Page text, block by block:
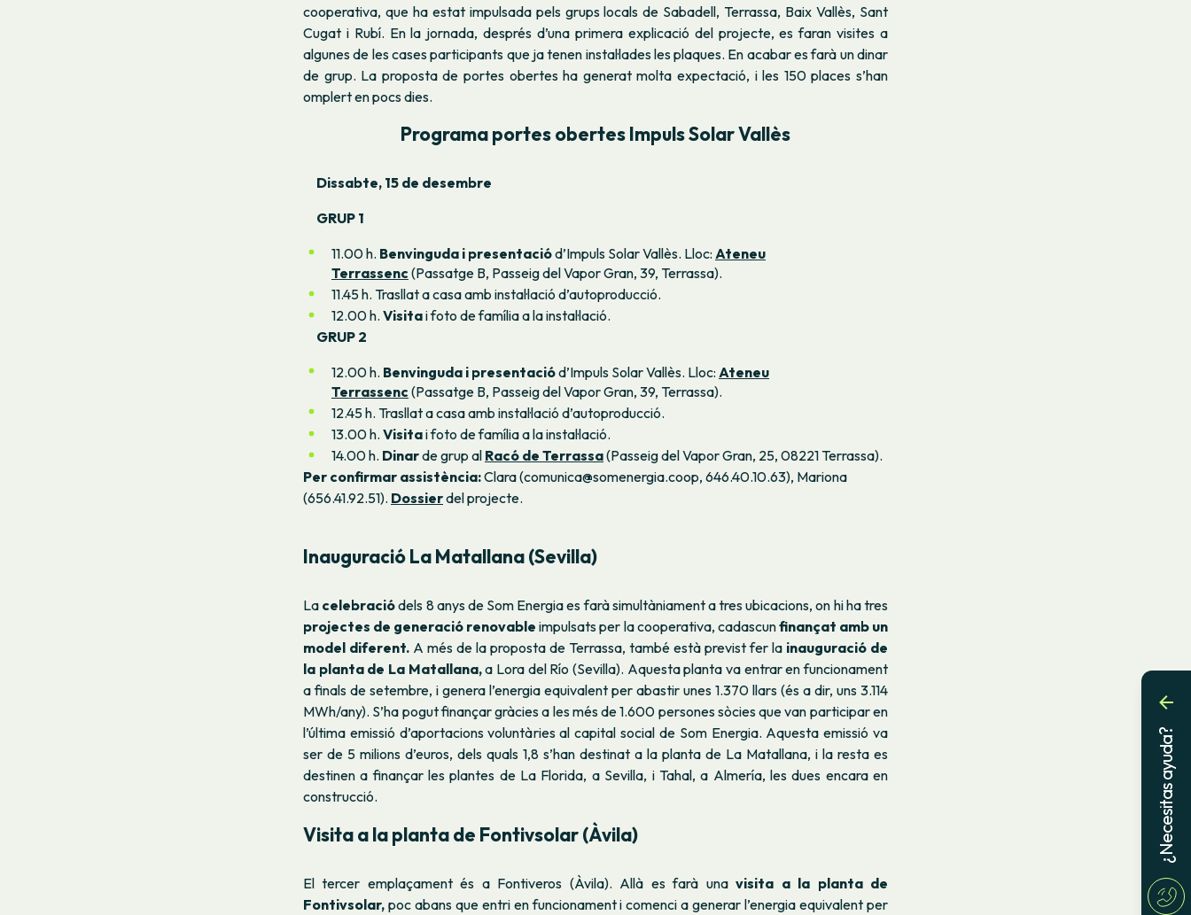
cooperativa, que ha estat impulsada pels grups locals de Sabadell, Terrassa, Baix Vallès, Sant
Cugat i Rubí. En la jornada, després d’una primera explicació del projecte, es faran visites a
algunes de les cases participants que ja tenen instal·lades les plaques. En acabar es farà un dinar
de grup. La proposta de portes obertes ha generat molta expectació, i les 150 places s’han
omplert en pocs dies.
Programa portes obertes Impuls Solar Vallès
Dissabte, 15 de desembre
GRUP 1
11.00 h. Benvinguda i presentaciód’Impuls Solar Vallès. Lloc: Ateneu
Terrassenc(Passatge B, Passeig del Vapor Gran, 39, Terrassa).
11.45 h. Trasllat a casa amb instal·lació d’autoproducció.
12.00 h. Visitai foto de família a la instal·lació.
GRUP 2
12.00 h. Benvinguda i presentaciód’Impuls Solar Vallès. Lloc: Ateneu
Terrassenc(Passatge B, Passeig del Vapor Gran, 39, Terrassa).
12.45 h. Trasllat a casa amb instal·lació d’autoproducció.
13.00 h. Visitai foto de família a la instal·lació.
14.00 h. Dinarde grup al Racó de Terrassa(Passeig del Vapor Gran, 25, 08221 Terrassa).
Per confirmar assistència:Clara (comunica@somenergia.coop, 646.40.10.63), Mariona
(656.41.92.51). Dossierdel projecte.
Inauguració La Matallana (Sevilla)
La celebraciódels 8 anys de Som Energia es farà simultàniament a tres ubicacions, on hi ha tres
projectes de generació renovable impulsats per la cooperativa, cadascunfinançat amb un
model diferent. A més de la proposta de Terrassa, també està previst fer la inauguració de
la planta de La Matallana,a Lora del Río (Sevilla). Aquesta planta va entrar en funcionament
a finals de setembre, i genera l’energia equivalent per abastir unes 1.370 llars (és a dir, uns 3.114
MWh/any). S’ha pogut finançar gràcies a les més de 1.600 persones sòcies que van participar en
l’última emissió d’aportacions voluntàries al capital social de Som Energia. Aquesta emissió va
ser de 5 milions d’euros, dels quals 1,8 s’han destinat a la planta de La Matallana, i la resta es
destinen a finançar les plantes de La Florida, a Sevilla, i Tahal, a Almería, les dues encara en
construcció.
Visita a la planta de Fontivsolar (Àvila)
El tercer emplaçament és a Fontiveros (Àvila). Allà es farà unavisita a la planta de
Fontivsolar, poc abans que entri en funcionament i comenci a generar l’energia equivalent per
¿Necesitas ayuda?